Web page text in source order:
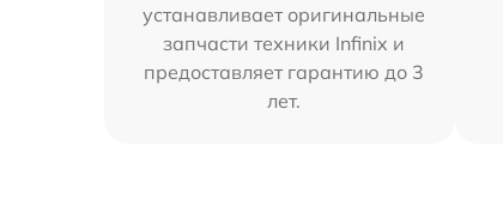
устанавливает оригинальные
запчасти техники Infinix и
предоставляет гарантию до 3
лет.